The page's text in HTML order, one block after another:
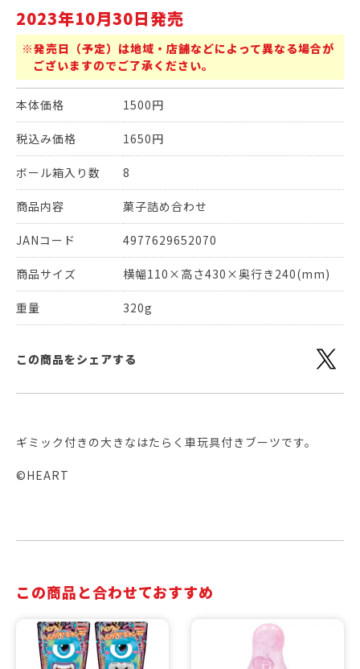
2023年10月30日発売
※発売日（予定）は地域・店舗などによって異なる場合が
ございますのでご了承ください。
本体価格 1500円
税込み価格 1650円
ボール箱入り数 8
商品内容 菓子詰め合わせ
JANコード 4977629652070
商品サイズ 横幅110×高さ430×奥行き240(mm)
重量 320g
この商品をシェアする
ギミック付きの大きなはたらく車玩具付きブーツです。
©HEART
この商品と合わせておすすめ